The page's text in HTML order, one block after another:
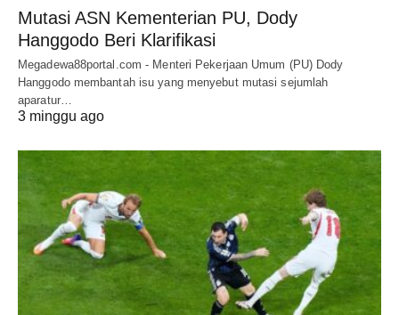
Mutasi ASN Kementerian PU, Dody
Hanggodo Beri Klarifikasi
Megadewa88portal.com - Menteri Pekerjaan Umum (PU) Dody
Hanggodo membantah isu yang menyebut mutasi sejumlah
aparatur…
3 minggu ago